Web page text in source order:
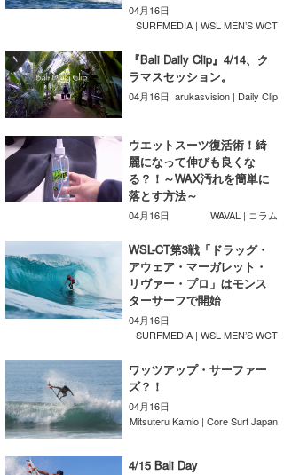
サーフィンエリアガイド
会員メニュー
今月のプレゼント
04月16日
SURFMEDIA | WSL MEN’S WCT
『Bali Daily Clip』4/14、ク
ラマスセッション。
04月16日 arukasvision | Daily Clip
ウエットスーツ復活術！綺
麗になって伸びも良くな
る？！～WAX汚れを簡単に
落とす方法～
04月16日 WAVAL | コラム
WSL-CT第3戦「ドラッグ・
アウェア・マーガレット・
リヴァー・プロ」はモンス
ターサーフで開始
04月16日
SURFMEDIA | WSL MEN’S WCT
ワッツアップ・サーファー
ズ？！
04月16日
Mitsuteru Kamio | Core Surf Japan
4/15 Bali Day
ショップ情報
湘南
伊豆
千葉南
四国
沖縄
ウラナミ
お知らせ
ルール＆How to
VOTE!
サーファーズ
ライター/寄稿メディア